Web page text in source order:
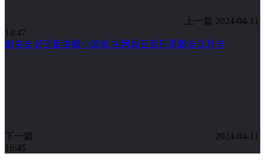
上一篇 2024-04-11
14:47
耐克会员节捉迷藏小游戏 抽网易云音乐黑胶会员月卡
下一篇
2024-04-11
16:45